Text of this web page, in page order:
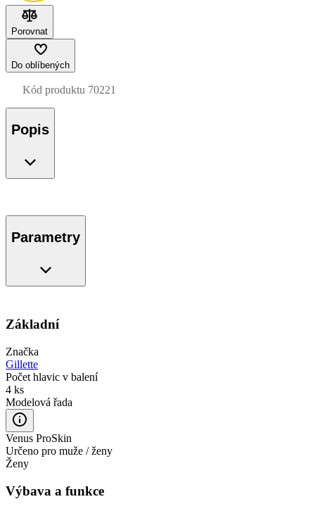
Porovnat
Do oblíbených
Kód produktu 70221
Popis
Parametry
Základní
Značka
Gillette
Počet hlavic v balení
4 ks
Modelová řada
Venus ProSkin
Určeno pro muže / ženy
Ženy
Výbava a funkce